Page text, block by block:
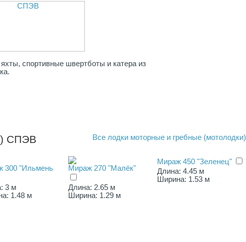
спортивные швертботы и катера из
СПЭВ Все лодки моторные и гребные (мотолодки)
300 "Ильмень
3 м
1.48 м
Мираж 270 "Малёк"
Длина: 2.65 м
Ширина: 1.29 м
Мираж 450 "Зеленец"
Длина: 4.45 м
Ширина: 1.53 м